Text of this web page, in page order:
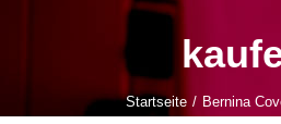
Startseite Bernina